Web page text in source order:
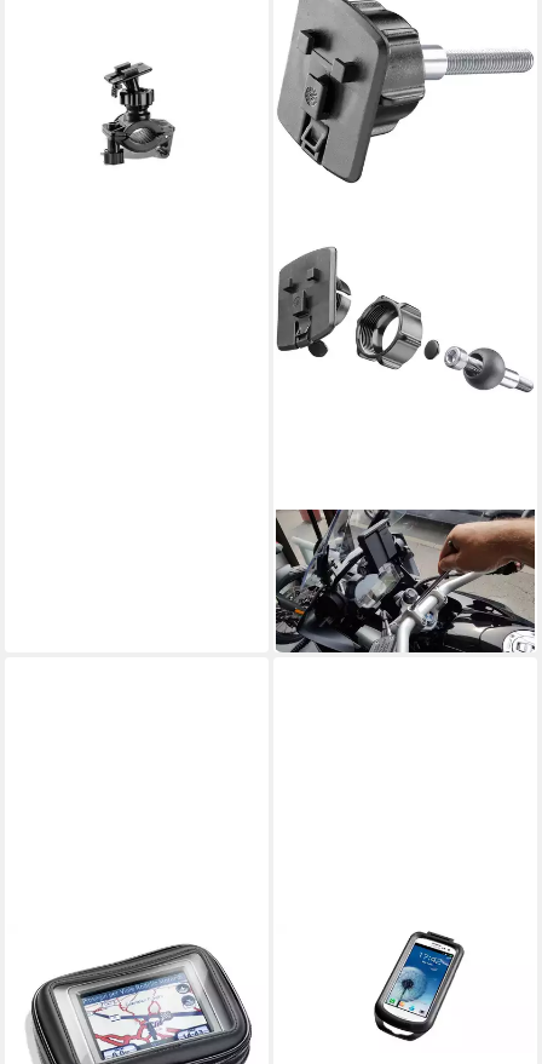
in 4-5 Werktagen bei dir
INTERPHONE
Smartphone-Halterung Riser
Halterung
19,43 €
in 4-5 Werktagen bei dir